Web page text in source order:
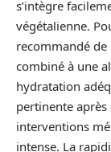
s’intègre
végétalienne.
recommandé de
combiné à une
hydratation
pertinente
interventions
intense. La